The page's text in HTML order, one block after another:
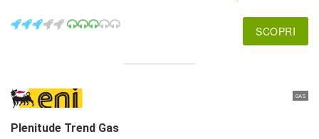
SCOPRI
GAS
Plenitude Trend Gas